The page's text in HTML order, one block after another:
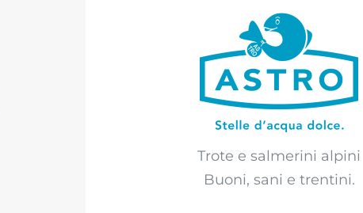
Trote e salmerini alpini
Buoni, sani e trentini.